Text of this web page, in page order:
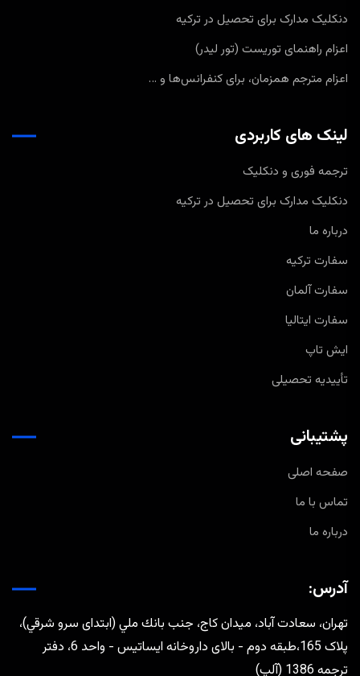
دنکلیک مدارک برای تحصیل در ترکیه
اعزام راهنمای توریست (تور لیدر)
اعزام مترجم همزمان، برای کنفرانس‌ها و …
لینک های کاربردی
ترجمه فوری و دنکلیک
دنکلیک مدارک برای تحصیل در ترکیه
درباره ما
سفارت ترکیه
سفارت آلمان
سفارت ایتالیا
ایش تاپ
تأییدیه تحصیلی
پشتیبانی
صفحه اصلی
تماس با ما
درباره ما
آدرس:
تهران، سعادت آباد، ميدان كاج، جنب بانك ملي (ابتدای سرو شرقي)،
پلاک 165،طبقه دوم - بالای داروخانه ایساتیس - واحد 6، دفتر
ترجمه 1386 (آلپ)